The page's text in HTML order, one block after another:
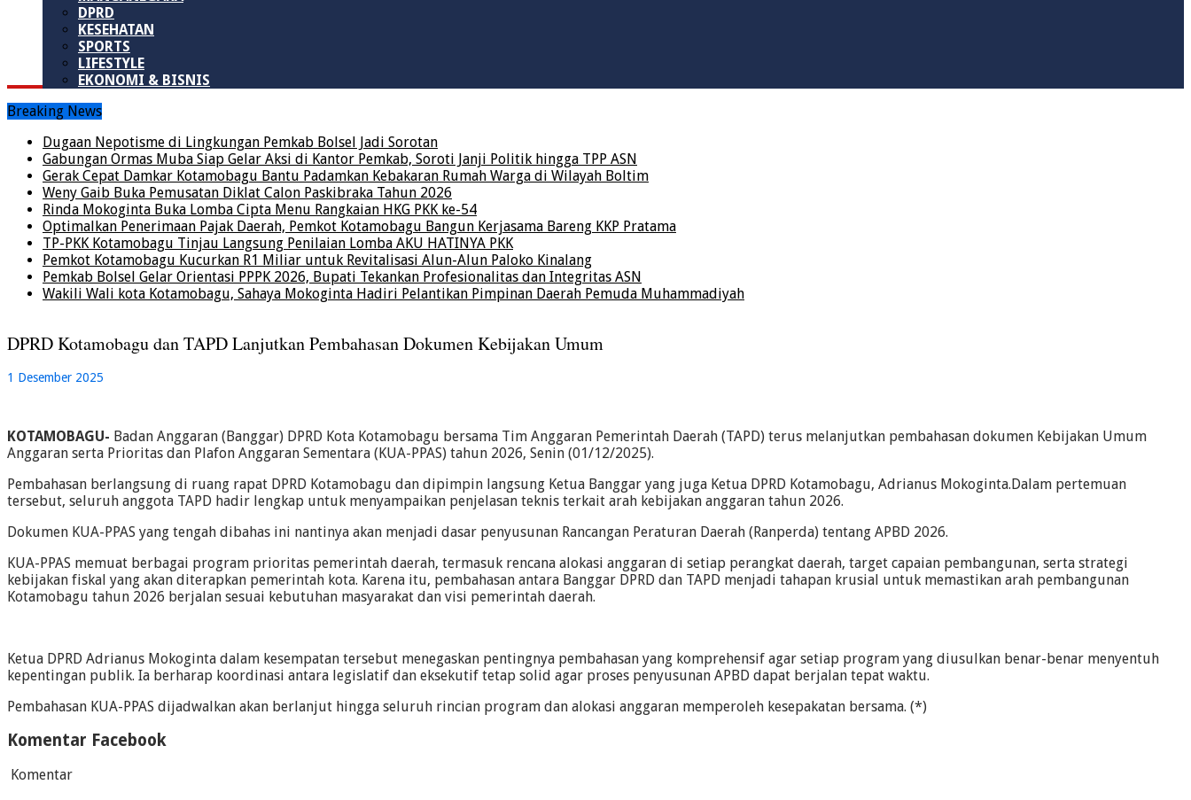
DPRD
KESEHATAN
SPORTS
LIFESTYLE
EKONOMI & BISNIS
Breaking News
Dugaan Nepotisme di Lingkungan Pemkab Bolsel Jadi Sorotan
Gabungan Ormas Muba Siap Gelar Aksi di Kantor Pemkab, Soroti Janji Politik hingga TPP ASN
Gerak Cepat Damkar Kotamobagu Bantu Padamkan Kebakaran Rumah Warga di Wilayah Boltim
Weny Gaib Buka Pemusatan Diklat Calon Paskibraka Tahun 2026
Rinda Mokoginta Buka Lomba Cipta Menu Rangkaian HKG PKK ke-54
Optimalkan Penerimaan Pajak Daerah, Pemkot Kotamobagu Bangun Kerjasama Bareng KKP Pratama
TP-PKK Kotamobagu Tinjau Langsung Penilaian Lomba AKU HATINYA PKK
Pemkot Kotamobagu Kucurkan R1 Miliar untuk Revitalisasi Alun-Alun Paloko Kinalang
Pemkab Bolsel Gelar Orientasi PPPK 2026, Bupati Tekankan Profesionalitas dan Integritas ASN
Wakili Wali kota Kotamobagu, Sahaya Mokoginta Hadiri Pelantikan Pimpinan Daerah Pemuda Muhammadiyah
DPRD Kotamobagu dan TAPD Lanjutkan Pembahasan Dokumen Kebijakan Umum
1 Desember 2025
KOTAMOBAGU- Badan Anggaran (Banggar) DPRD Kota Kotamobagu bersama Tim Anggaran Pemerintah Daerah (TAPD) terus melanjutkan pembahasan dokumen Kebijakan Umum
Anggaran serta Prioritas dan Plafon Anggaran Sementara (KUA-PPAS) tahun 2026, Senin (01/12/2025).
Pembahasan berlangsung di ruang rapat DPRD Kotamobagu dan dipimpin langsung Ketua Banggar yang juga Ketua DPRD Kotamobagu, Adrianus Mokoginta.Dalam pertemuan
tersebut, seluruh anggota TAPD hadir lengkap untuk menyampaikan penjelasan teknis terkait arah kebijakan anggaran tahun 2026.
Dokumen KUA-PPAS yang tengah dibahas ini nantinya akan menjadi dasar penyusunan Rancangan Peraturan Daerah (Ranperda) tentang APBD 2026.
KUA-PPAS memuat berbagai program prioritas pemerintah daerah, termasuk rencana alokasi anggaran di setiap perangkat daerah, target capaian pembangunan, serta strategi
kebijakan fiskal yang akan diterapkan pemerintah kota. Karena itu, pembahasan antara Banggar DPRD dan TAPD menjadi tahapan krusial untuk memastikan arah pembangunan
Kotamobagu tahun 2026 berjalan sesuai kebutuhan masyarakat dan visi pemerintah daerah.
Ketua DPRD Adrianus Mokoginta dalam kesempatan tersebut menegaskan pentingnya pembahasan yang komprehensif agar setiap program yang diusulkan benar-benar menyentuh
kepentingan publik. Ia berharap koordinasi antara legislatif dan eksekutif tetap solid agar proses penyusunan APBD dapat berjalan tepat waktu.
Pembahasan KUA-PPAS dijadwalkan akan berlanjut hingga seluruh rincian program dan alokasi anggaran memperoleh kesepakatan bersama. (*)
Komentar Facebook
Komentar